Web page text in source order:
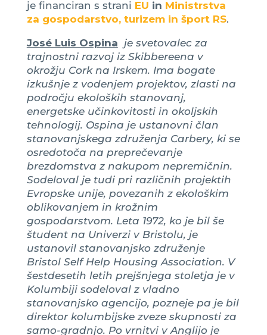
je financiran s strani EU in Ministrstva
za gospodarstvo, turizem in šport RS.
José Luis Ospina je svetovalec za
trajnostni razvoj iz Skibbereena v
okrožju Cork na Irskem. Ima bogate
izkušnje z vodenjem projektov, zlasti na
področju ekoloških stanovanj,
energetske učinkovitosti in okoljskih
tehnologij. Ospina je ustanovni član
stanovanjskega združenja Carbery, ki se
osredotoča na preprečevanje
brezdomstva z nakupom nepremičnin.
Sodeloval je tudi pri različnih projektih
Evropske unije, povezanih z ekološkim
oblikovanjem in krožnim
gospodarstvom. Leta 1972, ko je bil še
študent na Univerzi v Bristolu, je
ustanovil stanovanjsko združenje
Bristol Self Help Housing Association. V
šestdesetih letih prejšnjega stoletja je v
Kolumbiji sodeloval z vladno
stanovanjsko agencijo, pozneje pa je bil
direktor kolumbijske zveze skupnosti za
samo-gradnjo. Po vrnitvi v Anglijo je